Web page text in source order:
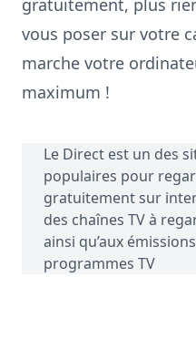
gratuitement, plus
vous poser sur votre
marche votre
maximum !
Le Direct est un des
populaires pour
gratuitement sur
des chaînes TVà
ainsi qu’aux
programmes TV